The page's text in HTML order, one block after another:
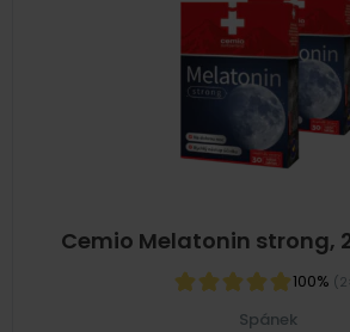
Cemio Melatonin strong,
100%
Spánek